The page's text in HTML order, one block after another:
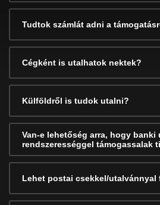
Tudtok számlát adni a
Cégként is utalhatok nektek?
Külföldről is tudok utalni?
Van-e lehetőség arra, hogy banki
rendszerességgel támogassalak
Lehet postai csekkel/utalvánnyal